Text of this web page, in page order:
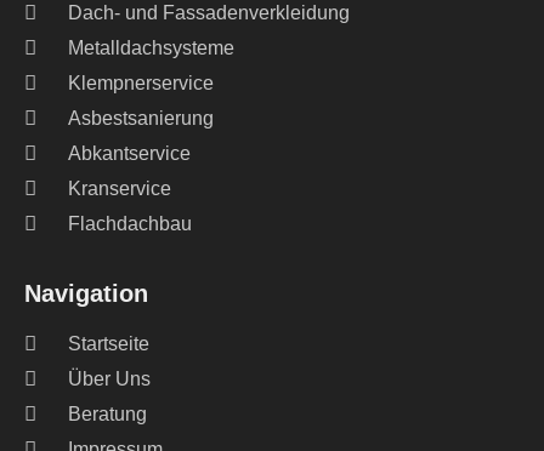
Navigation
Startseite
Über Uns
Beratung
Dach- und Fassadenverkleidung
Metalldachsysteme
Klempnerservice
Asbestsanierung
Abkantservice
Kranservice
Flachdachbau